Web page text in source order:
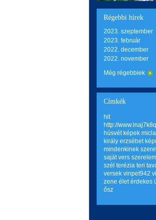
Régebbi hírek
2023. szeptember
2023. február
2022. december
2022. november
Még régebbiek
Címkék
hit
http://
húsvét képek
király erzsébet
mindenkinek
saját vers szerelem
szél terézia teri
versek vinpet942
zene élet érdekes
ősz